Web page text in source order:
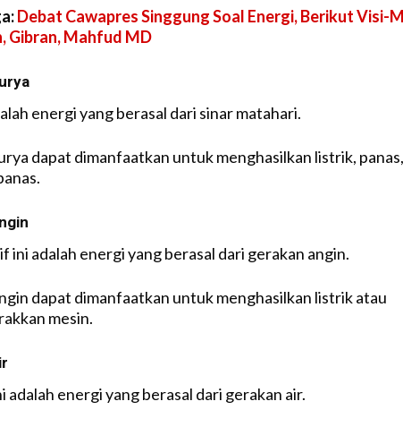
Debat Cawapres Singgung Soal Energi, Berikut Visi-
Gibran, Mahfud MD
energi yang berasal dari sinar matahari.
dapat dimanfaatkan untuk menghasilkan listrik, panas,
ini adalah energi yang berasal dari gerakan angin.
dapat dimanfaatkan untuk menghasilkan listrik atau
mesin.
adalah energi yang berasal dari gerakan air.